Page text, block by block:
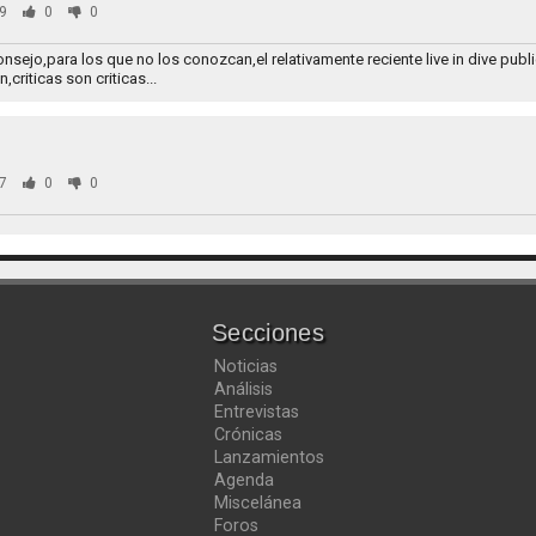
0 0
los que no los conozcan,el relativamente reciente live in dive
son criticas...
0 0
Secciones
Noticias
Análisis
Entrevistas
Crónicas
Lanzamientos
Agenda
Miscelánea
Foros